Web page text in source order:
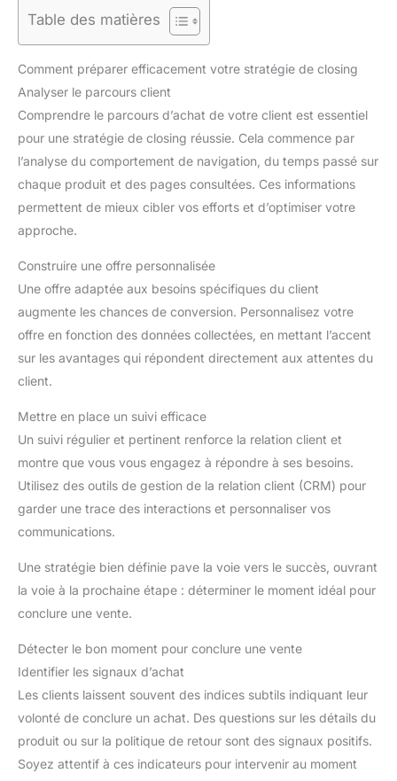
Table des matières
Comment préparer efficacement votre stratégie de closing
Analyser le parcours client
Comprendre le parcours d’achat de votre client est essentiel
pour une stratégie de closing réussie. Cela commence par
l’analyse du comportement de navigation, du temps passé sur
chaque produit et des pages consultées. Ces informations
permettent de mieux cibler vos efforts et d’optimiser votre
approche.
Construire une offre personnalisée
Une offre adaptée aux besoins spécifiques du client
augmente les chances de conversion. Personnalisez votre
offre en fonction des données collectées, en mettant l’accent
sur les avantages qui répondent directement aux attentes du
client.
Mettre en place un suivi efficace
Un suivi régulier et pertinent renforce la relation client et
montre que vous vous engagez à répondre à ses besoins.
Utilisez des outils de gestion de la relation client (CRM) pour
garder une trace des interactions et personnaliser vos
communications.
Une stratégie bien définie pave la voie vers le succès, ouvrant
la voie à la prochaine étape : déterminer le moment idéal pour
conclure une vente.
Détecter le bon moment pour conclure une vente
Identifier les signaux d’achat
Les clients laissent souvent des indices subtils indiquant leur
volonté de conclure un achat. Des questions sur les détails du
produit ou sur la politique de retour sont des signaux positifs.
Soyez attentif à ces indicateurs pour intervenir au moment